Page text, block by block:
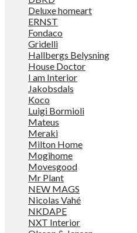
Deluxe homeart
ERNST
Fondaco
Gridelli
Hallbergs Belysning
House Doctor
I am Interior
Jakobsdals
Koco
Luigi Bormioli
Mateus
Meraki
Milton Home
Mogihome
Movesgood
Mr Plant
NEW MAGS
Nicolas Vahé
NKDAPE
NXT Interior